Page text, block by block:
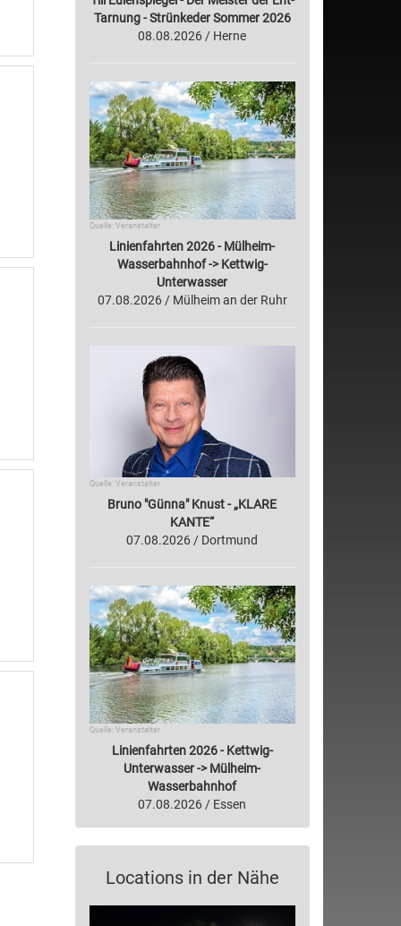
Tarnung - Strünkeder Sommer 2026
08.08.2026 / Herne
Quelle: Veranstalter
Linienfahrten 2026 - Mülheim-
Wasserbahnhof -> Kettwig-
Unterwasser
07.08.2026 / Mülheim an der Ruhr
Quelle: Veranstalter
Bruno "Günna" Knust - „KLARE
KANTE“
07.08.2026 / Dortmund
Quelle: Veranstalter
Linienfahrten 2026 - Kettwig-
Unterwasser -> Mülheim-
Wasserbahnhof
07.08.2026 / Essen
Locations in der Nähe